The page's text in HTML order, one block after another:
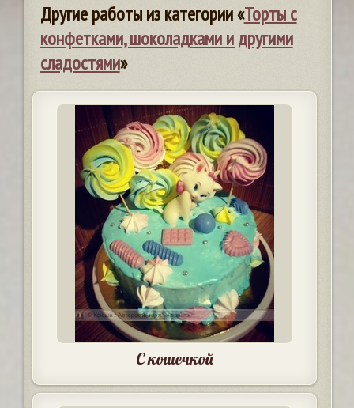
Другие работы из категории «Торты с
конфетками, шоколадками и другими
сладостями»
С кошечкой